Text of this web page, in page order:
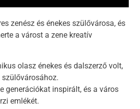
zenész és énekes szülővárosa, és
a várost a zene kreatív
olasz énekes és dalszerző volt,
generációkat inspirált, és a város
emlékét.